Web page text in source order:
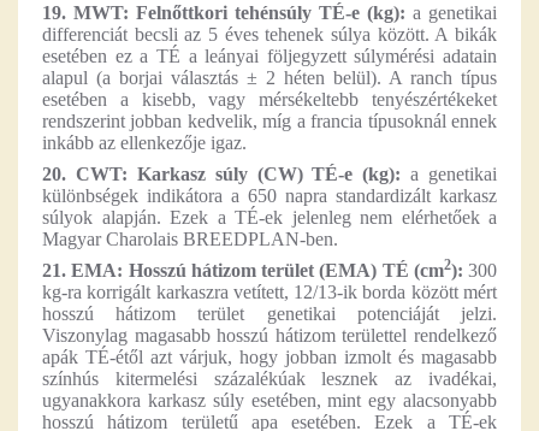
19. MWT: Felnőttkori tehénsúly TÉ-e (kg): a genetikai
differenciát becsli az 5 éves tehenek súlya között. A bikák
esetében ez a TÉ a leányai följegyzett súlymérési adatain
alapul (a borjai választás ± 2 héten belül). A ranch típus
esetében a kisebb, vagy mérsékeltebb tenyészértékeket
rendszerint jobban kedvelik, míg a francia típusoknál ennek
inkább az ellenkezője igaz.
20. CWT: Karkasz súly (CW) TÉ-e (kg): a genetikai
különbségek indikátora a 650 napra standardizált karkasz
súlyok alapján. Ezek a TÉ-ek jelenleg nem elérhetőek a
Magyar Charolais BREEDPLAN-ben.
21. EMA: Hosszú hátizom terület (EMA) TÉ (cm2): 300
kg-ra korrigált karkaszra vetített, 12/13-ik borda között mért
hosszú hátizom terület genetikai potenciáját jelzi.
Viszonylag magasabb hosszú hátizom területtel rendelkező
apák TÉ-étől azt várjuk, hogy jobban izmolt és magasabb
színhús kitermelési százalékúak lesznek az ivadékai,
ugyanakkora karkasz súly esetében, mint egy alacsonyabb
hosszú hátizom területű apa esetében. Ezek a TÉ-ek